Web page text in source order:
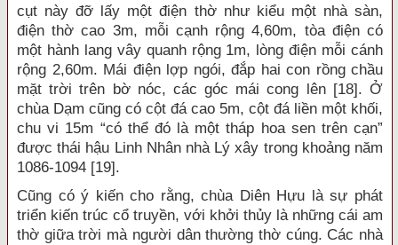
cụt này đỡ lấy một điện thờ như kiểu một nhà sàn,
điện thờ cao 3m, mỗi cạnh rộng 4,60m, tòa điện có
một hành lang vây quanh rộng 1m, lòng điện mỗi cánh
rộng 2,60m. Mái điện lợp ngói, đắp hai con rồng chầu
mặt trời trên bờ nóc, các góc mái cong lên [18]. Ở
chùa Dạm cũng có cột đá cao 5m, cột đá liền một khối,
chu vi 15m “có thể đó là một tháp hoa sen trên cạn”
được thái hậu Linh Nhân nhà Lý xây trong khoảng năm
1086-1094 [19].
Cũng có ý kiến cho rằng, chùa Diên Hựu là sự phát
triển kiến trúc cổ truyền, với khởi thủy là những cái am
thờ giữa trời mà người dân thường thờ cúng. Các nhà